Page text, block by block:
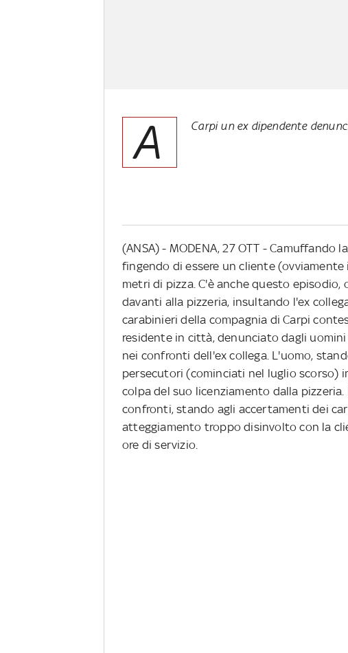
A Carpi un ex dipendente
(ANSA) - MODENA, 27 OTT -
fingendo di essere un cliente
metri di pizza. C'è anche questo
davanti alla pizzeria, insultando l'ex
carabinieri della compagnia di Carpi
residente in città, denunciato dagli
nei confronti dell'ex collega. L'uomo,
persecutori (cominciati nel luglio scorso)
colpa del suo licenziamento dalla
confronti, stando agli accertamenti dei
atteggiamento troppo disinvolto con la
ore di servizio.